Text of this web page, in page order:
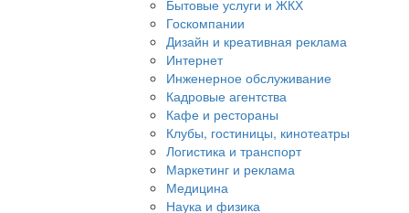
Бытовые услуги и ЖКХ
Госкомпании
Дизайн и креативная реклама
Интернет
Инженерное обслуживание
Кадровые агентства
Кафе и рестораны
Клубы, гостиницы, кинотеатры
Логистика и транспорт
Маркетинг и реклама
Медицина
Наука и физика